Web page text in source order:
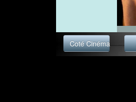
Coté Cinéma